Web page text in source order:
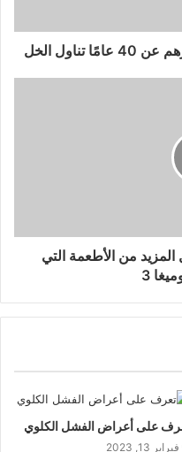
الخل
المزيد من الأطعمة التي
3
على أعراض الفشل الكلوي
فبراير 13, 2023